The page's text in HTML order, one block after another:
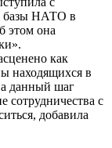
базы НАТО в
этом она
как
находящихся в
данный шаг
сотрудничества с
добавила